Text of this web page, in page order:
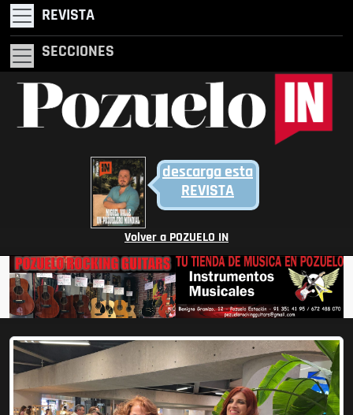
REVISTA
SECCIONES
descarga esta
REVISTA
Volver a POZUELO IN